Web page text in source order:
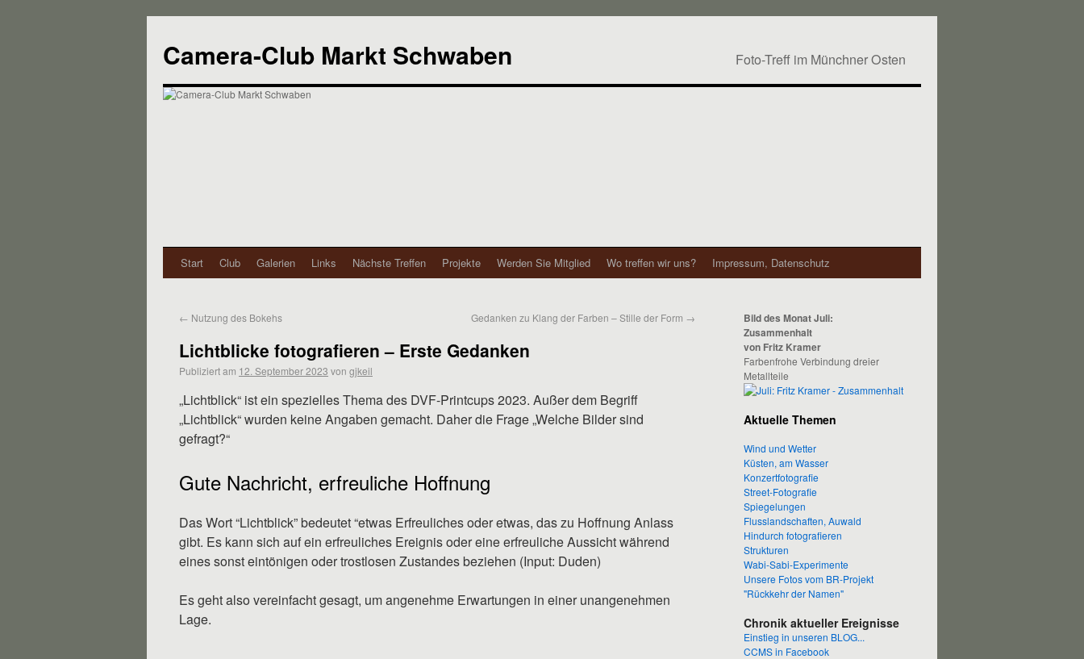
Camera-Club Markt Schwaben Foto-Treff im Münchner Osten
Start Club Galerien Links Nächste Treffen Projekte Werden Sie Mitglied Wo treffen wir uns? Impressum, Datenschutz
← Nutzung des Bokehs Gedanken zu Klang der Farben – Stille der Form →
Lichtblicke fotografieren – Erste Gedanken
Publiziert am 12. September 2023 von gjkeil
„Lichtblick“ ist ein spezielles Thema des DVF-Printcups 2023. Außer dem Begriff
„Lichtblick“ wurden keine Angaben gemacht. Daher die Frage „Welche Bilder sind
gefragt?“
Gute Nachricht, erfreuliche Hoffnung
Das Wort “Lichtblick” bedeutet “etwas Erfreuliches oder etwas, das zu Hoffnung Anlass
gibt. Es kann sich auf ein erfreuliches Ereignis oder eine erfreuliche Aussicht während
eines sonst eintönigen oder trostlosen Zustandes beziehen (Input: Duden)
Es geht also vereinfacht gesagt, um angenehme Erwartungen in einer unangenehmen
Lage.
Bild des Monat Juli:
Zusammenhalt
von Fritz Kramer
Farbenfrohe Verbindung dreier
Metallteile
Aktuelle Themen
Wind und Wetter
Küsten, am Wasser
Konzertfotografie
Street-Fotografie
Spiegelungen
Flusslandschaften, Auwald
Hindurch fotografieren
Strukturen
Wabi-Sabi-Experimente
Unsere Fotos vom BR-Projekt
"Rückkehr der Namen"
Chronik aktueller Ereignisse
Einstieg in unseren BLOG...
CCMS in Facebook